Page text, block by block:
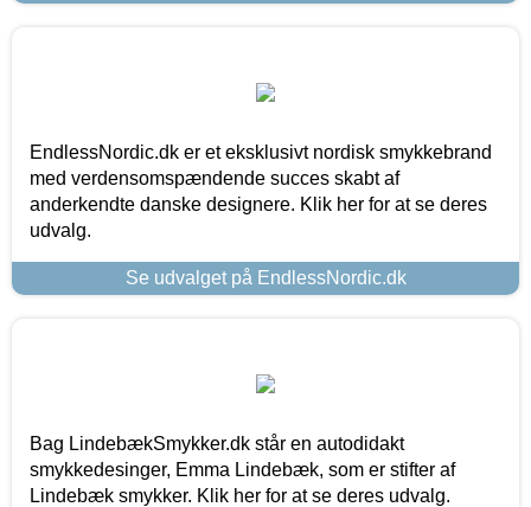
EndlessNordic.dk er et eksklusivt nordisk smykkebrand
med verdensomspændende succes skabt af
anderkendte danske designere. Klik her for at se deres
udvalg.
Se udvalget på EndlessNordic.dk
Bag LindebækSmykker.dk står en autodidakt
smykkedesinger, Emma Lindebæk, som er stifter af
Lindebæk smykker. Klik her for at se deres udvalg.